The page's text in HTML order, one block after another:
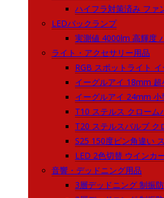
ハイフラ対策済み ファ
LEDバックランプ
実測値 4000lm 高輝度
ライト・アクセサリー用品
RGB スポットライト
イーグルアイ 18mm 超
イーグルアイ 24mm 小
T10 ステルス クローム
T20 ステルスバルブ ク
S25 150度ピン角違い
LED 2色切替 ウインカ
音響・デッドニング用品
3層デッドニング 制振